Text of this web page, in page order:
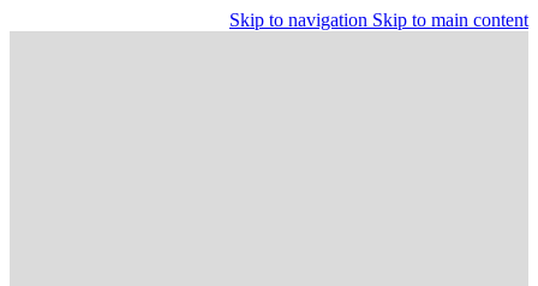
Skip to navigation Skip to main content